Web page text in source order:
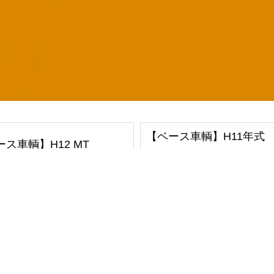
ス車輌】H12 MT
【ベース車輌】H11年式